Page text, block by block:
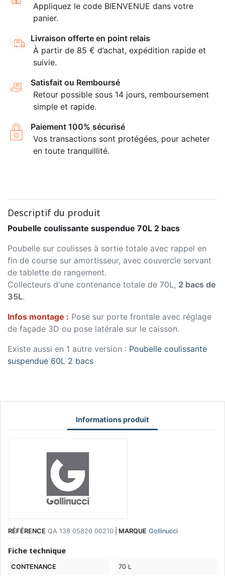
Appliquez le code BIENVENUE dans votre
panier.
Livraison offerte en point relais
À partir de 85 € d’achat, expédition rapide et
suivie.
Satisfait ou Remboursé
Retour possible sous 14 jours, remboursement
simple et rapide.
Paiement 100% sécurisé
Vos transactions sont protégées, pour acheter
en toute tranquillité.
Descriptif du produit
Poubelle coulissante suspendue 70L 2 bacs
Poubelle sur coulisses à sortie totale avec rappel en
fin de course sur amortisseur, avec couvercle servant
de tablette de rangement.
Collecteurs d'une contenance totale de 70L, 2 bacs de
35L.
Infos montage : Pose sur porte frontale avec réglage
de façade 3D ou pose latérale sur le caisson.
Existe aussi en 1 autre version : Poubelle coulissante
suspendue 60L 2 bacs
Informations produit
RÉFÉRENCE QA 138 05820 00210 MARQUE Gollinucci
Fiche technique
CONTENANCE 70 L